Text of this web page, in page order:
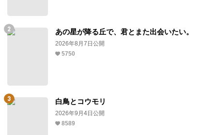
あの星が降る丘で、君とまた出会いたい。
2026年8月7日公開
5750
白鳥とコウモリ
2026年9月4日公開
8589